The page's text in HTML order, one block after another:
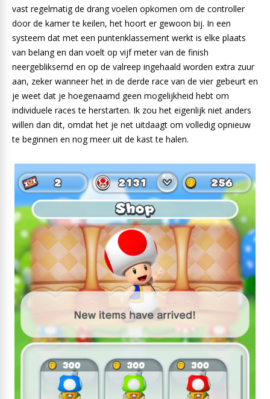
vast regelmatig de drang voelen opkomen om de controller
door de kamer te keilen, het hoort er gewoon bij. In een
systeem dat met een puntenklassement werkt is elke plaats
van belang en dan voelt op vijf meter van de finish
neergebliksemd en op de valreep ingehaald worden extra zuur
aan, zeker wanneer het in de derde race van de vier gebeurt en
je weet dat je hoegenaamd geen mogelijkheid hebt om
individuele races te herstarten. Ik zou het eigenlijk niet anders
willen dan dit, omdat het je net uitdaagt om volledig opnieuw
te beginnen en nog meer uit de kast te halen.